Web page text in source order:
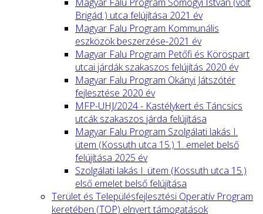
Brigád ) utca felújítása 2021 év
Magyar Falu Program Kommunális
eszközök beszerzése-2021 év
Magyar Falu Program Petőfi és Köröspart
utcai járdák szakaszos felújítás 2020 év
Magyar Falu Program Okányi Játszótér
fejlesztése 2020 év
MFP-UHJ/2024 - Kastélykert és Táncsics
utcák szakaszos járda felújítása
Magyar Falu Program Szolgálati lakás I.
ütem (Kossuth utca 15.) 1. emelet belső
felújítása 2025 év
Szolgálati lakás I. ütem (Kossuth utca 15.)
első emelet belső felújítása
Terület és Településfejlesztési Operatív Program
keretében (TOP) elnyert támogatások